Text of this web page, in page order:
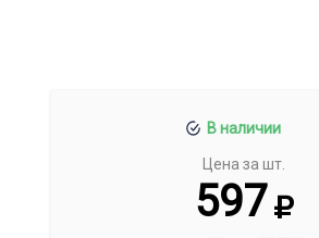
В наличии
Цена за шт.
597